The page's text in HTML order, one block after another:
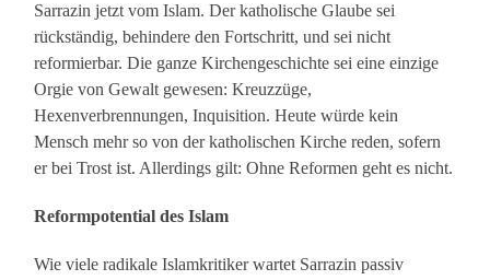
Sarrazin jetzt vom Islam. Der katholische Glaube sei
rückständig, behindere den Fortschritt, und sei nicht
reformierbar. Die ganze Kirchengeschichte sei eine einzige
Orgie von Gewalt gewesen: Kreuzzüge,
Hexenverbrennungen, Inquisition. Heute würde kein
Mensch mehr so von der katholischen Kirche reden, sofern
er bei Trost ist. Allerdings gilt: Ohne Reformen geht es nicht.
Reformpotential des Islam
Wie viele radikale Islamkritiker wartet Sarrazin passiv